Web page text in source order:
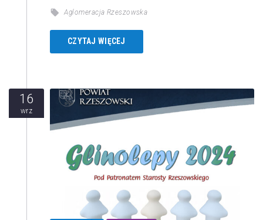
Aglomeracja Rzeszowska
CZYTAJ WIĘCEJ
16
wrz